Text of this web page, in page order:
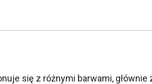
się z różnymi barwami, głównie